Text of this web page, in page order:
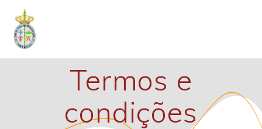
Termos e
condições